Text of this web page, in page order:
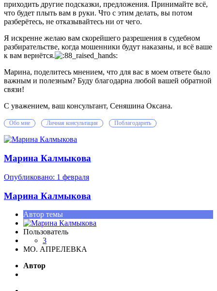
приходить другие подсказки, предложения. Принимайте всё,
что будет плыть вам в руки. Что с этим делать, вы потом
разберётесь, не отказывайтесь ни от чего.
Я искренне желаю вам скорейшего разрешения в судебном
разбирательстве, когда мошенники будут наказаны, и всё ваше
к вам вернётся.
Марина, поделитесь мнением, что для вас в моем ответе было
важным и полезным? Буду благодарна любой вашей обратной
связи!
С уважением, ваш консультант, Сеняшина Оксана.
Обо мне Личная консультация Поблагодарить
Марина Калмыкова
Опубликовано: 1 февраля
Марина Калмыкова
Автор темы
Пользователь
3
МО. АПРЕЛЕВКА
Автор